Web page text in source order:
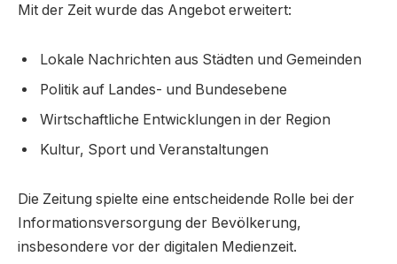
Mit der Zeit wurde das Angebot erweitert:
Lokale Nachrichten aus Städten und Gemeinden
Politik auf Landes- und Bundesebene
Wirtschaftliche Entwicklungen in der Region
Kultur, Sport und Veranstaltungen
Die Zeitung spielte eine entscheidende Rolle bei der
Informationsversorgung der Bevölkerung,
insbesondere vor der digitalen Medienzeit.